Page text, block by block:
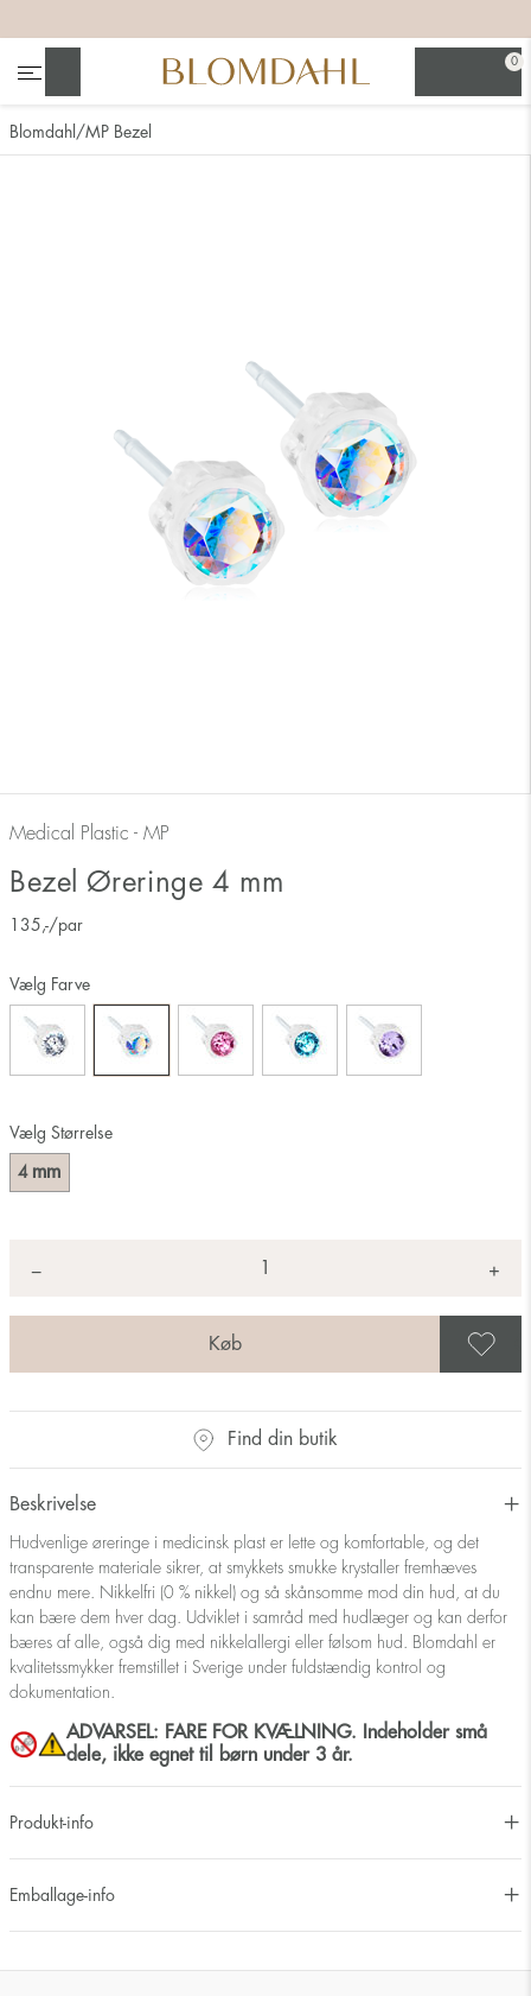
0
Blomdahl MP Bezel
Medical Plastic - MP
Bezel Øreringe 4 mm
135 ,-/par
Vælg Størrelse
4 mm
Vælg Farve
− +
Find din butik
Beskrivelse
Hudvenlige øreringe i medicinsk plast er lette og komfortable, og det
transparente materiale sikrer, at smykkets smukke krystaller fremhæves
endnu mere. Nikkelfri (0 % nikkel) og så skånsomme mod din hud, at du
kan bære dem hver dag. Udviklet i samråd med hudlæger og kan derfor
bæres af alle, også dig med nikkelallergi eller følsom hud. Blomdahl er
kvalitetssmykker fremstillet i Sverige under fuldstændig kontrol og
dokumentation.
ADVARSEL: FARE FOR KVÆLNING. Indeholder små
dele, ikke egnet til børn under 3 år.
Produkt-info
Emballage-info